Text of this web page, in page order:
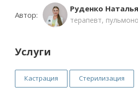
Автор:
Руденко
терапевт,
Услуги
Кастрация Стерилизация